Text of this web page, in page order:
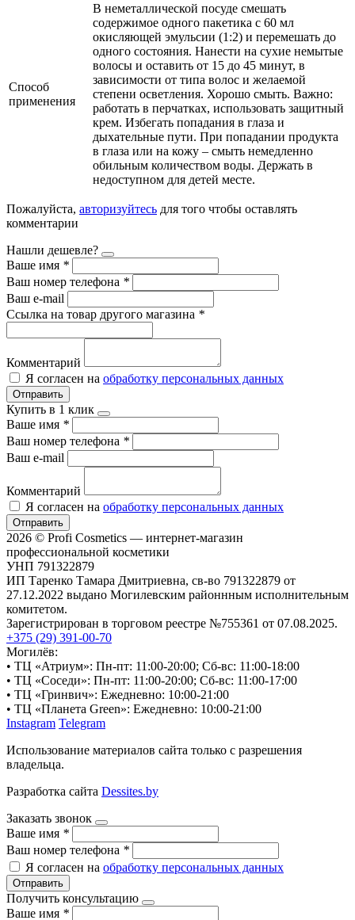
Способ
применения
В неметаллической посуде смешать
содержимое одного пакетика с 60 мл
окисляющей эмульсии (1:2) и перемешать до
одного состояния. Нанести на сухие немытые
волосы и оставить от 15 до 45 минут, в
зависимости от типа волос и желаемой
степени осветления. Хорошо смыть. Важно:
работать в перчатках, использовать защитный
крем. Избегать попадания в глаза и
дыхательные пути. При попадании продукта
в глаза или на кожу – смыть немедленно
обильным количеством воды. Держать в
недоступном для детей месте.
Пожалуйста, авторизуйтесь для того чтобы оставлять
комментарии
Нашли дешевле?
Ваше имя *
Ваш номер телефона *
Ваш e-mail
Ссылка на товар другого магазина *
Комментарий
Я согласен на обработку персональных данных
Отправить
Купить в 1 клик
Ваше имя *
Ваш номер телефона *
Ваш e-mail
Комментарий
Я согласен на обработку персональных данных
Отправить
2026 © Profi Cosmetics — интернет-магазин
профессиональной косметики
УНП 791322879
ИП Таренко Тамара Дмитриевна, св-во 791322879 от
27.12.2022 выдано Могилевским районнным исполнительным
комитетом.
Зарегистрирован в торговом реестре №755361 от 07.08.2025.
+375 (29) 391-00-70
Могилёв:
• ТЦ «Атриум»: Пн-пт: 11:00-20:00; Сб-вс: 11:00-18:00
• ТЦ «Соседи»: Пн-пт: 11:00-20:00; Сб-вс: 11:00-17:00
• ТЦ «Гринвич»: Ежедневно: 10:00-21:00
• ТЦ «Планета Green»: Ежедневно: 10:00-21:00
Instagram Telegram
Использование материалов сайта только с разрешения
владельца.
Разработка сайта Dessites.by
Заказать звонок
Ваше имя *
Ваш номер телефона *
Я согласен на обработку персональных данных
Отправить
Получить консультацию
Ваше имя *